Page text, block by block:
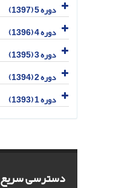
دوره 5 (1397)
دوره 4 (1396)
دوره 3 (1395)
دوره 2 (1394)
دوره 1 (1393)
دسترسی سریع